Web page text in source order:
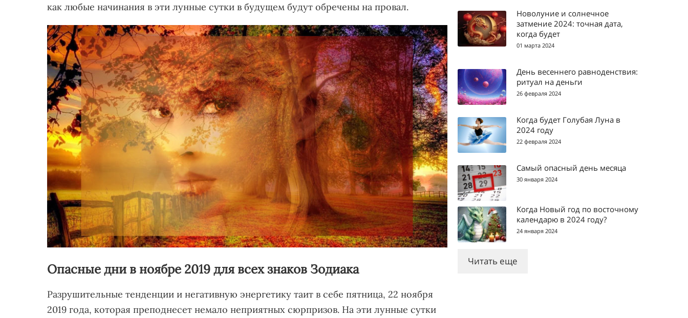
как любые начинания в эти лунные сутки в будущем будут обречены на провал.
Опасные дни в ноябре 2019 для всех знаков Зодиака
Разрушительные тенденции и негативную энергетику таит в себе пятница, 22 ноября
2019 года, которая преподнесет немало неприятных сюрпризов. На эти лунные сутки
Новолуние и солнечное
затмение 2024: точная дата,
когда будет
01 марта 2024
День весеннего равноденствия:
ритуал на деньги
26 февраля 2024
Когда будет Голубая Луна в
2024 году
22 февраля 2024
Самый опасный день месяца
30 января 2024
Когда Новый год по восточному
календарю в 2024 году?
24 января 2024
Читать еще